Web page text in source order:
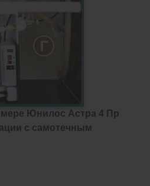
Юнилос Астра 4 Пр
с самотечным